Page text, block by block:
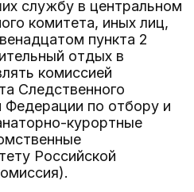
службу в центральном
комитета, иных лиц,
пункта 2
отдых в
комиссией
Следственного
Федерации по отбору и
курортные
Российской